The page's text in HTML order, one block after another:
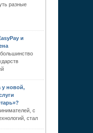
разные
и
у новой,
с
стал